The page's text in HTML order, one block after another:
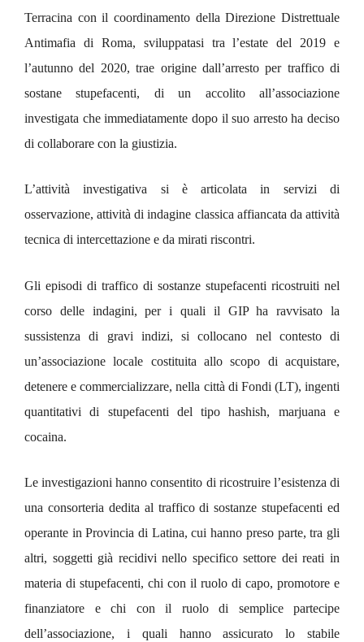
Terracina con il coordinamento della Direzione Distrettuale
Antimafia di Roma, sviluppatasi tra l’estate del 2019 e
l’autunno del 2020, trae origine dall’arresto per traffico di
sostane stupefacenti, di un accolito all’associazione
investigata che immediatamente dopo il suo arresto ha deciso
di collaborare con la giustizia.
L’attività investigativa si è articolata in servizi di
osservazione, attività di indagine classica affiancata da attività
tecnica di intercettazione e da mirati riscontri.
Gli episodi di traffico di sostanze stupefacenti ricostruiti nel
corso delle indagini, per i quali il GIP ha ravvisato la
sussistenza di gravi indizi, si collocano nel contesto di
un’associazione locale costituita allo scopo di acquistare,
detenere e commercializzare, nella città di Fondi (LT), ingenti
quantitativi di stupefacenti del tipo hashish, marjuana e
cocaina.
Le investigazioni hanno consentito di ricostruire l’esistenza di
una consorteria dedita al traffico di sostanze stupefacenti ed
operante in Provincia di Latina, cui hanno preso parte, tra gli
altri, soggetti già recidivi nello specifico settore dei reati in
materia di stupefacenti, chi con il ruolo di capo, promotore e
finanziatore e chi con il ruolo di semplice partecipe
dell’associazione, i quali hanno assicurato lo stabile